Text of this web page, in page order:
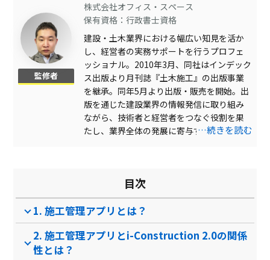
スケジュール管理
工程管理
スタンプ機能
図面管理
BIMモデル閲覧
監修者
株式会社オフィス・スペース
保有資格：行政書士資格
建設・土木業界における幅広い知見を活か
し、経営者の実務サポートを行うプロフェ
ッショナル。2010年3月、同社はインデック
ス出版より月刊誌『土木施工』の出版事業
を継承。同年5月より出版・販売を開始。出
版を通じた建設業界の情報発信に取り組み
ながら、技術者と経営者をつなぐ役割を果
たし、業界全体の発展に寄与する。…続きを読む
目次
1. 施工管理アプリとは？
2. 施工管理アプリとi-Construction 2.0の関係
性とは？